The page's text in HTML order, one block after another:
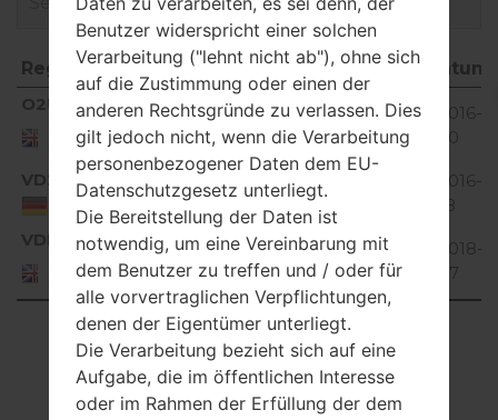
Region Dateiname OS Größe
Datum
Region
Dateiname Größe
O2U
United
Kingdom
V10C_00.kdz
Unknown 36.2 MiB
2016-
20
VD2
Germany
V10C_00.kdz
Unknown
2016-
18
VDF
United
Kingdom
V10B_03.kdz
Unknown
33.96
MiB
2018-
07
Showing 1 to 3 of 3 entries
Previous 1 Next
Benutzer widerspricht einer solchen
Verarbeitung ("lehnt nicht ab"), ohne sich
auf die Zustimmung oder einen der
anderen Rechtsgründe zu verlassen. Dies
gilt jedoch nicht, wenn die Verarbeitung
personenbezogener Daten dem EU-
Datenschutzgesetz unterliegt.
Die Bereitstellung der Daten ist
notwendig, um eine Vereinbarung mit
dem Benutzer zu treffen und / oder für
alle vorvertraglichen Verpflichtungen,
denen der Eigentümer unterliegt.
Die Verarbeitung bezieht sich auf eine
Aufgabe, die im öffentlichen Interesse
oder im Rahmen der Erfüllung der dem